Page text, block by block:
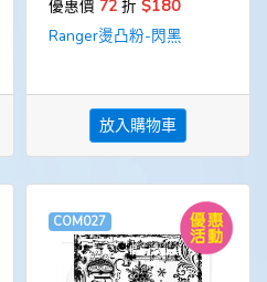
優惠價 72 折 $180
Ranger燙凸粉-閃黑
放入購物車
COM027